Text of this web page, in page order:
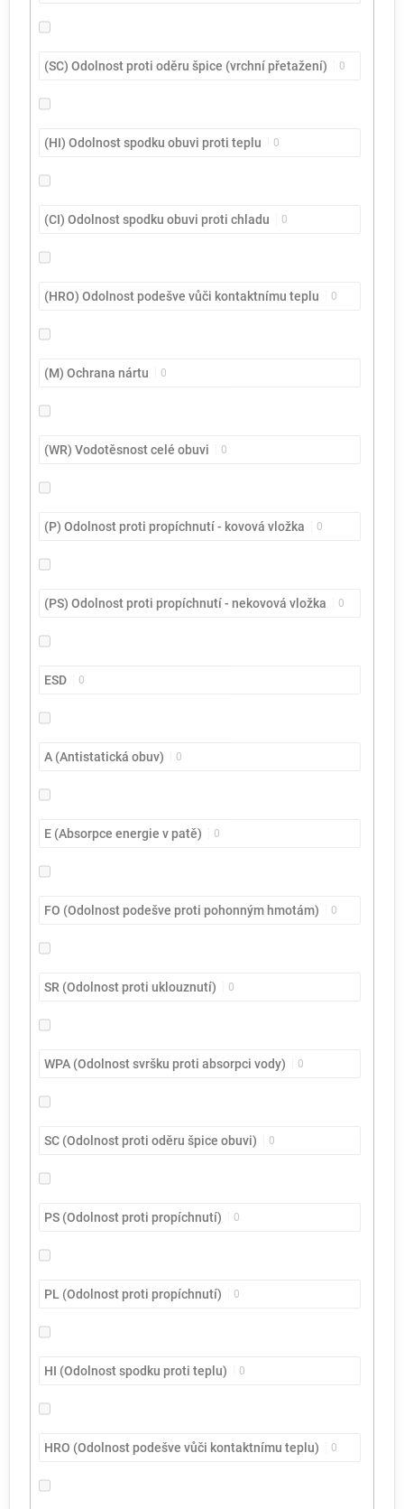
(SC) Odolnost proti oděru špice (vrchní přetažení) 0
(HI) Odolnost spodku obuvi proti teplu 0
(CI) Odolnost spodku obuvi proti chladu 0
(HRO) Odolnost podešve vůči kontaktnímu teplu 0
(M) Ochrana nártu 0
(WR) Vodotěsnost celé obuvi 0
(P) Odolnost proti propíchnutí - kovová vložka 0
(PS) Odolnost proti propíchnutí - nekovová vložka 0
ESD 0
A (Antistatická obuv) 0
E (Absorpce energie v patě) 0
FO (Odolnost podešve proti pohonným hmotám) 0
SR (Odolnost proti uklouznutí) 0
WPA (Odolnost svršku proti absorpci vody) 0
SC (Odolnost proti oděru špice obuvi) 0
PS (Odolnost proti propíchnutí) 0
PL (Odolnost proti propíchnutí) 0
HI (Odolnost spodku proti teplu) 0
HRO (Odolnost podešve vůči kontaktnímu teplu) 0